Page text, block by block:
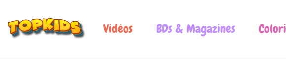
Vidéos BDs & Magazines